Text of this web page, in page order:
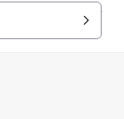
岸線は複雑で、小